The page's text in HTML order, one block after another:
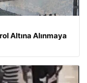
Altına Alınmaya